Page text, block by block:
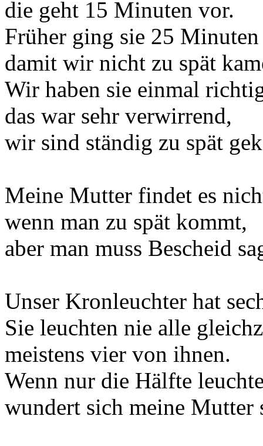
die geht 15 Minuten vor.
Früher ging sie 25
damit wir nicht zu spät
Wir haben sie einmal
das war sehr verwirrend,
wir sind ständig zu spät
Meine Mutter findet es
wenn man zu spät kommt,
aber man muss Bescheid
Unser Kronleuchter hat
Sie leuchten nie alle
meistens vier von ihnen.
Wenn nur die Hälfte
wundert sich meine Mutter